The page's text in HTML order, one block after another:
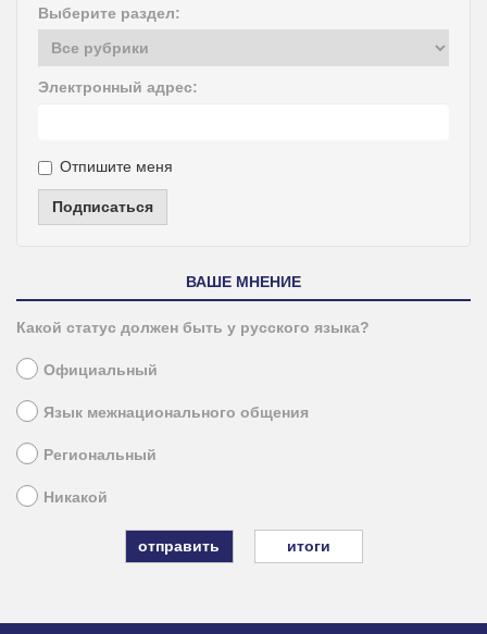
Выберите раздел:
Электронный адрес:
Отпишите меня
Подписаться
ВАШЕ МНЕНИЕ
Какой статус должен быть у русского языка?
Официальный
Язык межнационального общения
Региональный
Никакой
итоги